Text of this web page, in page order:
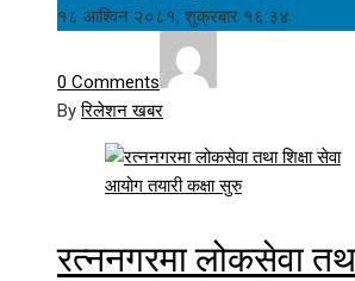
१८ आश्विन २०८१, शुक्रबार १६:३४
0 Comments
Byरिलेशन खबर
रत्ननगरमा लोकसेवा